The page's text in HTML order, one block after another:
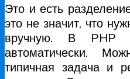
Это и есть
это не значит, что
вручную. В PHP
автоматически.
типичная задача и